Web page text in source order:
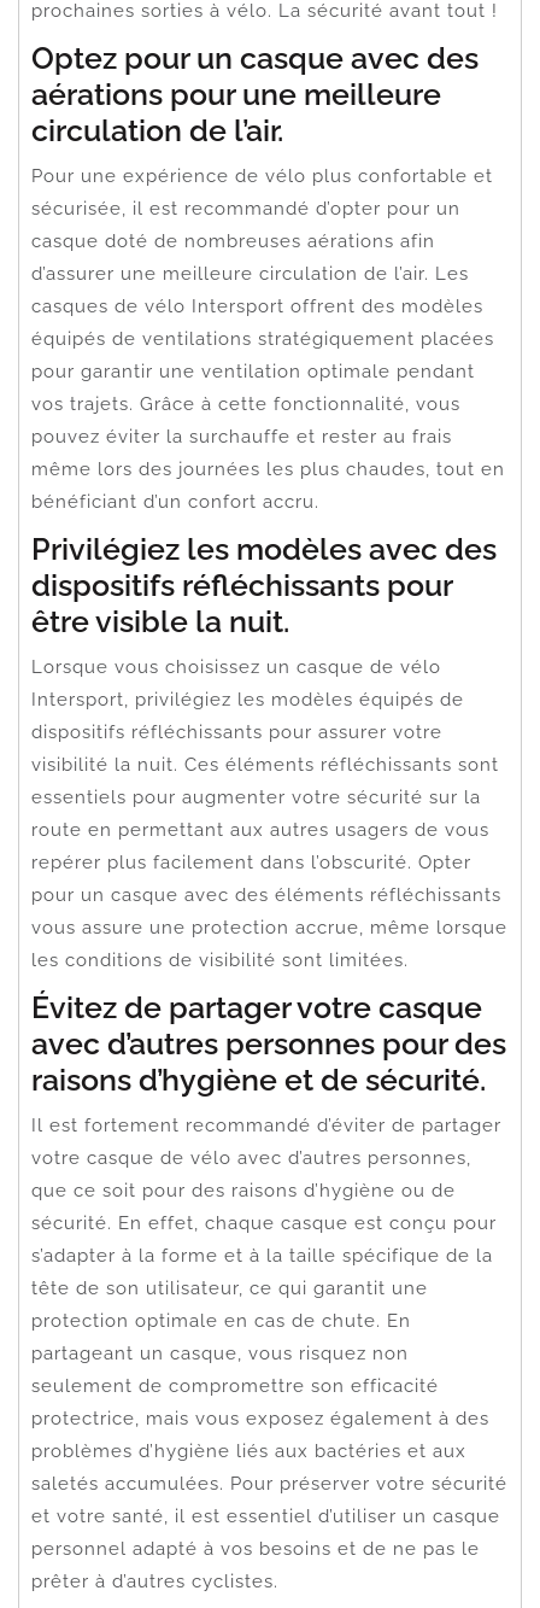
prochaines sorties à vélo. La sécurité avant tout !
Optez pour un casque avec des
aérations pour une meilleure
circulation de l’air.
Pour une expérience de vélo plus confortable et
sécurisée, il est recommandé d’opter pour un
casque doté de nombreuses aérations afin
d’assurer une meilleure circulation de l’air. Les
casques de vélo Intersport offrent des modèles
équipés de ventilations stratégiquement placées
pour garantir une ventilation optimale pendant
vos trajets. Grâce à cette fonctionnalité, vous
pouvez éviter la surchauffe et rester au frais
même lors des journées les plus chaudes, tout en
bénéficiant d’un confort accru.
Privilégiez les modèles avec des
dispositifs réfléchissants pour
être visible la nuit.
Lorsque vous choisissez un casque de vélo
Intersport, privilégiez les modèles équipés de
dispositifs réfléchissants pour assurer votre
visibilité la nuit. Ces éléments réfléchissants sont
essentiels pour augmenter votre sécurité sur la
route en permettant aux autres usagers de vous
repérer plus facilement dans l’obscurité. Opter
pour un casque avec des éléments réfléchissants
vous assure une protection accrue, même lorsque
les conditions de visibilité sont limitées.
Évitez de partager votre casque
avec d’autres personnes pour des
raisons d’hygiène et de sécurité.
Il est fortement recommandé d’éviter de partager
votre casque de vélo avec d’autres personnes,
que ce soit pour des raisons d’hygiène ou de
sécurité. En effet, chaque casque est conçu pour
s’adapter à la forme et à la taille spécifique de la
tête de son utilisateur, ce qui garantit une
protection optimale en cas de chute. En
partageant un casque, vous risquez non
seulement de compromettre son efficacité
protectrice, mais vous exposez également à des
problèmes d’hygiène liés aux bactéries et aux
saletés accumulées. Pour préserver votre sécurité
et votre santé, il est essentiel d’utiliser un casque
personnel adapté à vos besoins et de ne pas le
prêter à d’autres cyclistes.